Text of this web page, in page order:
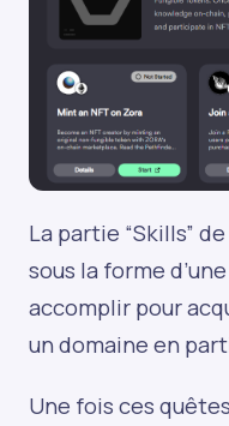
La partie “Skills”
sous la forme
accomplir pour
un domaine en
Une fois ces